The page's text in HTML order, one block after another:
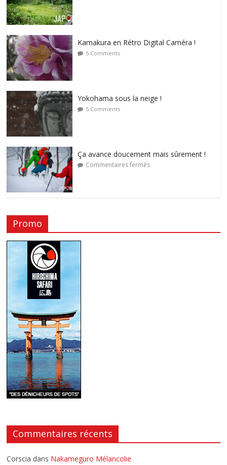
Kamakura en Rétro Digital Caméra !
5 Comments
Yokohama sous la neige !
5 Comments
Ça avance doucement mais sûrement !
Commentaires fermés
Promo
Commentaires récents
Corscia dans Nakameguro Mélancolie